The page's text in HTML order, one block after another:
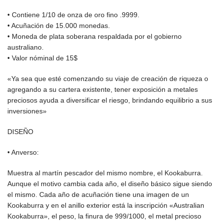
• Contiene 1/10 de onza de oro fino .9999.
• Acuñación de 15.000 monedas.
• Moneda de plata soberana respaldada por el gobierno
australiano.
• Valor nóminal de 15$
«Ya sea que esté comenzando su viaje de creación de riqueza o
agregando a su cartera existente, tener exposición a metales
preciosos ayuda a diversificar el riesgo, brindando equilibrio a sus
inversiones»
DISEÑO
• Anverso:
Muestra al martín pescador del mismo nombre, el Kookaburra.
Aunque el motivo cambia cada año, el diseño básico sigue siendo
el mismo. Cada año de acuñación tiene una imagen de un
Kookaburra y en el anillo exterior está la inscripción «Australian
Kookaburra», el peso, la finura de 999/1000, el metal precioso